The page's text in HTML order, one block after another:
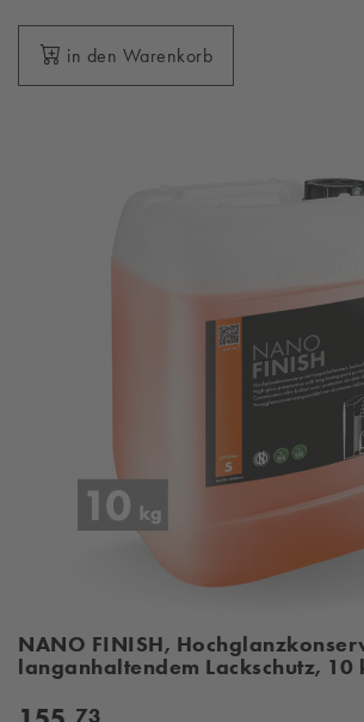
in den Warenkorb
NANO FINISH,
langanhaltendem Lackschutz, 10
73